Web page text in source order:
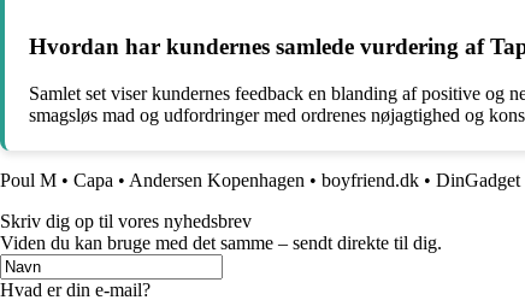
Hvordan har kundernes samlede vurdering af
Samlet set viser kundernes feedback en blanding af positive og
smagsløs mad og udfordringer med ordrenes nøjagtighed og
Poul M • Capa • Andersen Kopenhagen • boyfriend.dk • DinGadget
Skriv dig op til vores nyhedsbrev
Viden du kan bruge med det samme – sendt direkte til dig.
Hvad er din e-mail?